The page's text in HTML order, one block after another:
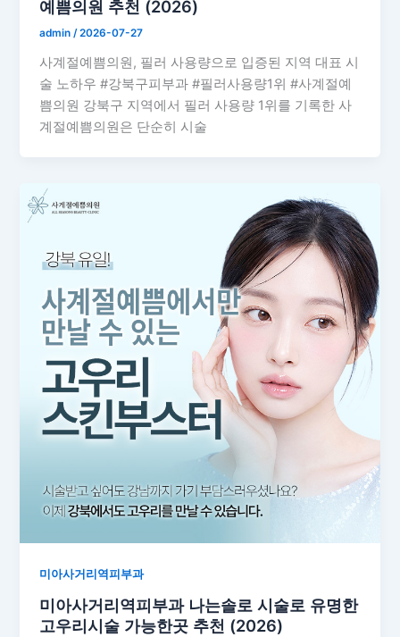
예쁨의원 추천 (2026)
admin/2026-07-27
사계절예쁨의원, 필러 사용량으로 입증된 지역 대표 시
술 노하우 #강북구피부과 #필러사용량1위 #사계절예
쁨의원 강북구 지역에서 필러 사용량 1위를 기록한 사
계절예쁨의원은 단순히 시술
미아사거리역피부과
미아사거리역피부과 나는솔로 시술로 유명한
고우리시술 가능한곳 추천 (2026)